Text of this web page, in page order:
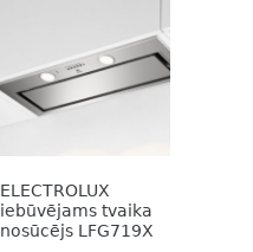
ELECTROLUX
iebūvējams tvaika
nosūcējs LFG719X